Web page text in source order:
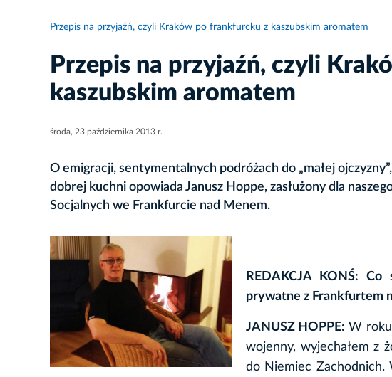
Przepis na przyjaźń, czyli Kraków po frankfurcku z kaszubskim aromatem
Przepis na przyjaźń, czyli
kaszubskim aromatem
środa, 23 października 2013 r.
O emigracji, sentymentalnych podróżach do „małej
dobrej kuchni opowiada Janusz Hoppe, zasłużony dla
Socjalnych we Frankfurcie nad Menem.
REDAKCJA KONŚ:
prywatne z Frankfurtem
JANUSZ HOPPE: W roku
wojenny, wyjechałem z
do Niemiec Zachodnich.